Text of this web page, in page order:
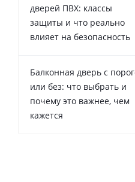
дверей ПВХ: классы
защиты и что реально
влияет на безопасность
Балконная дверь с
или без: что выбрать и
почему это важнее, чем
кажется